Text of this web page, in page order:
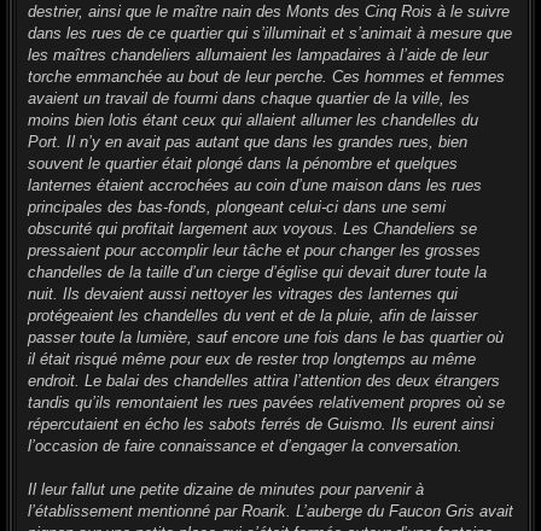
destrier, ainsi que le maître nain des Monts des Cinq Rois à le suivre
dans les rues de ce quartier qui s’illuminait et s’animait à mesure que
les maîtres chandeliers allumaient les lampadaires à l’aide de leur
torche emmanchée au bout de leur perche. Ces hommes et femmes
avaient un travail de fourmi dans chaque quartier de la ville, les
moins bien lotis étant ceux qui allaient allumer les chandelles du
Port. Il n’y en avait pas autant que dans les grandes rues, bien
souvent le quartier était plongé dans la pénombre et quelques
lanternes étaient accrochées au coin d’une maison dans les rues
principales des bas-fonds, plongeant celui-ci dans une semi
obscurité qui profitait largement aux voyous. Les Chandeliers se
pressaient pour accomplir leur tâche et pour changer les grosses
chandelles de la taille d’un cierge d’église qui devait durer toute la
nuit. Ils devaient aussi nettoyer les vitrages des lanternes qui
protégeaient les chandelles du vent et de la pluie, afin de laisser
passer toute la lumière, sauf encore une fois dans le bas quartier où
il était risqué même pour eux de rester trop longtemps au même
endroit. Le balai des chandelles attira l’attention des deux étrangers
tandis qu’ils remontaient les rues pavées relativement propres où se
répercutaient en écho les sabots ferrés de Guismo. Ils eurent ainsi
l’occasion de faire connaissance et d’engager la conversation.
Il leur fallut une petite dizaine de minutes pour parvenir à
l’établissement mentionné par Roarik. L’auberge du Faucon Gris avait